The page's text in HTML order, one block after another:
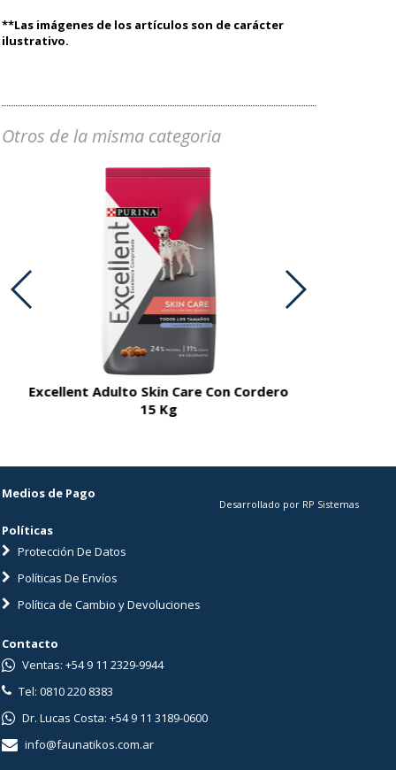
**Las imágenes de los artículos son de carácter
ilustrativo.
Otros de la misma categoria
Excellent Adulto Skin Care Con Cordero
15 Kg
Medios de Pago
Políticas
Protección De Datos
Políticas De Envíos
Política de Cambio y Devoluciones
Desarrollado por RP Sistemas
Contacto
Ventas: +54 9 11 2329-9944
Tel: 0810 220 8383
Dr. Lucas Costa: +54 9 11 3189-0600
info@faunatikos.com.ar